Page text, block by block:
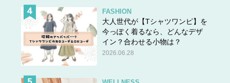
FASHION
大人世代が【Tシャツワンピ】を
今っぽく着るなら、どんなデザ
イン？合わせる小物は？
2026.06.28